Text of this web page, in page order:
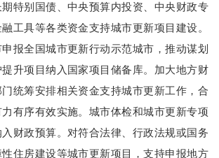
特别国债、中央预算内投资、中央财政专
工具等各类资金支持城市更新项目建设。
报全国城市更新行动示范城市，推动谋划
升项目纳入国家项目储备库。加大地方财
统筹安排相关资金支持城市更新工作，合
有序有效实施。城市体检和城市更新专项
财政预算。对符合法律、行政法规或国务
住房建设等城市更新项目，支持申报地方